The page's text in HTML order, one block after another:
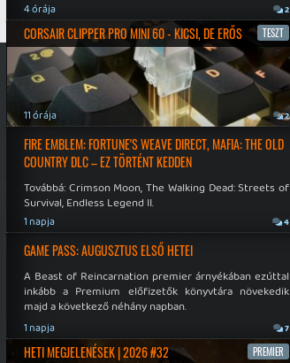
4 órája 2
CORSAIR CLIPPER PRO MINI 60 - KICSI, DE ERŐS TESZT
11 órája 2
FIRE EMBLEM: FORTUNE'S WEAVE DIRECT, MAFIA: THE OLD
COUNTRY DLC – EZ TÖRTÉNT KEDDEN
Továbbá: Crimson Moon, The Walking Dead: Streets of
Survival, Endless Legend II.
1 napja 4
GAME PASS: AUGUSZTUS ELSŐ HETEI
A Beast of Reincarnation premier árnyékában ezúttal
inkább a Premium előfizetők könyvtára növekedik
majd a következő néhány napban.
1 napja 7
HETI MEGJELENÉSEK | 2026 #32 PREMIER